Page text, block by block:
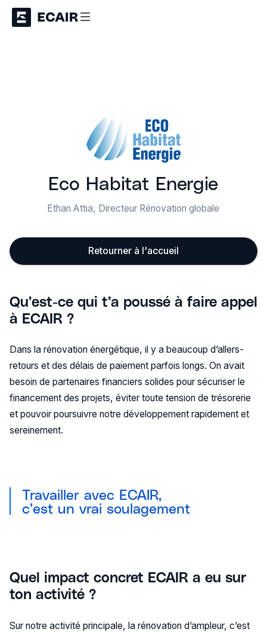
Eco Habitat Energie
Ethan Attia, Directeur Rénovation globale
Retourner à l'accueil
Qu’est-ce qui t’a poussé à faire appel
à ECAIR ?
Dans la rénovation énergétique, il y a beaucoup d’allers-
retours et des délais de paiement parfois longs. On avait
besoin de partenaires financiers solides pour sécuriser le
financement des projets, éviter toute tension de trésorerie
et pouvoir poursuivre notre développement rapidement et
sereinement.
Travailler avec ECAIR,
c’est un vrai soulagement
Quel impact concret ECAIR a eu sur
ton activité ?
Sur notre activité principale, la rénovation d’ampleur, c’est